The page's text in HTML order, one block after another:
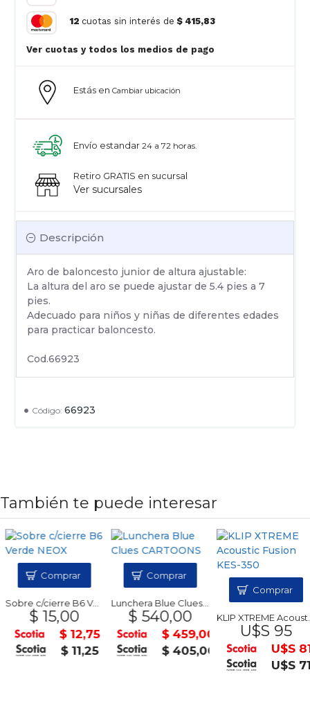
Código: 66923
Descripción
Aro de baloncesto junior de altura ajustable:
La altura del aro se puede ajustar de 5.4 pies a 7
pies.
Adecuado para niños y niñas de diferentes edades
para practicar baloncesto.
Cod.66923
Estás en Cambiar ubicación
Envío estandar 24 a 72 horas.
Retiro GRATIS en sucursal
Ver sucursales
12 cuotas sin interés de $ 415,83
Ver cuotas y todos los medios de pago
También te puede interesar
Sobre c/cierre B6 Verde NEOX
$ 15,00
$ 12,75
$ 11,25
Comprar
Lunchera Blue Clues CARTOONS
$ 540,00
$ 459,00
$ 405,00
Comprar
KLIP XTREME Acoustic Fusion KES-350
U$S 95
U$S 81
U$S 71
Comprar